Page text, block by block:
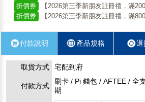
折價券
【2026第三季新朋友註冊禮，滿
折價券
【2026第三季新朋友註冊禮，滿
付款說明 產品規格 退
取貨方式 宅配到府
付款方式
刷卡 / Pi 錢包 / AFTEE / 全
期